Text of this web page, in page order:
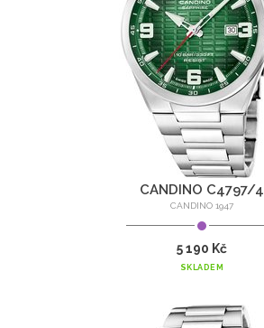
CANDINO C4797/4
CANDINO 1947
5 190 Kč
SKLADEM